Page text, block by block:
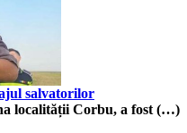
salvatorilor
localității Corbu, a fost (…)